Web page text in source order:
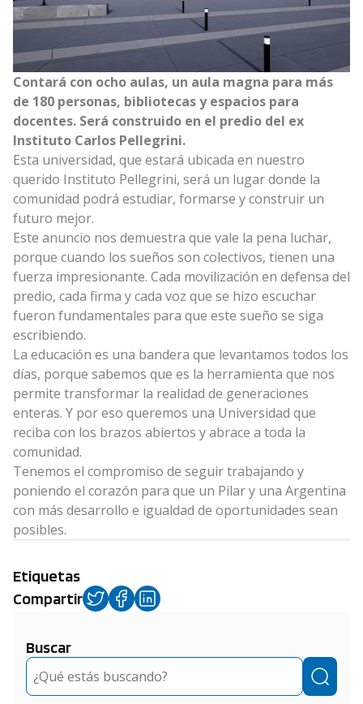
Contará con ocho aulas, un aula magna para más
de 180 personas, bibliotecas y espacios para
docentes. Será construido en el predio del ex
Instituto Carlos Pellegrini.
Esta universidad, que estará ubicada en nuestro
querido Instituto Pellegrini, será un lugar donde la
comunidad podrá estudiar, formarse y construir un
futuro mejor.
Este anuncio nos demuestra que vale la pena luchar,
porque cuando los sueños son colectivos, tienen una
fuerza impresionante. Cada movilización en defensa del
predio, cada firma y cada voz que se hizo escuchar
fueron fundamentales para que este sueño se siga
escribiendo.
La educación es una bandera que levantamos todos los
días, porque sabemos que es la herramienta que nos
permite transformar la realidad de generaciones
enteras. Y por eso queremos una Universidad que
reciba con los brazos abiertos y abrace a toda la
comunidad.
Tenemos el compromiso de seguir trabajando y
poniendo el corazón para que un Pilar y una Argentina
con más desarrollo e igualdad de oportunidades sean
posibles.
Etiquetas
Compartir
Buscar
Buscar